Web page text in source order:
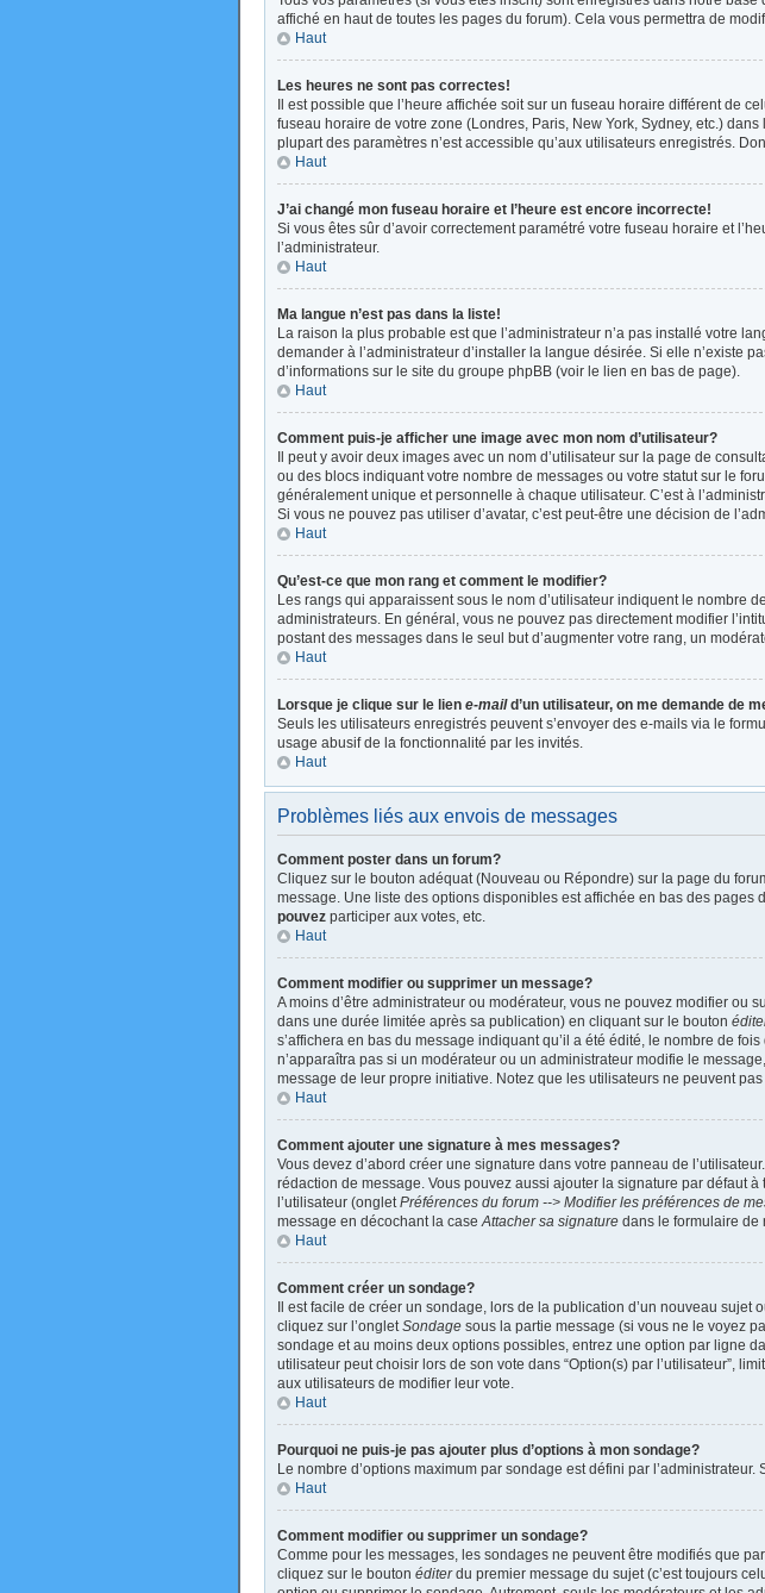
affiché en haut de toutes les pages du forum). Cela vous permettra de
Haut
Les heures ne sont pas correctes!
Il est possible que l’heure affichée soit sur un fuseau horaire différent de
fuseau horaire de votre zone (Londres, Paris, New York, Sydney, etc.)
plupart des paramètres n’est accessible qu’aux utilisateurs enregistrés.
Haut
J’ai changé mon fuseau horaire et l’heure est encore incorrecte!
Si vous êtes sûr d’avoir correctement paramétré votre fuseau horaire et
l’administrateur.
Haut
Ma langue n’est pas dans la liste!
La raison la plus probable est que l’administrateur n’a pas installé votre
demander à l’administrateur d’installer la langue désirée. Si elle n’existe
d’informations sur le site du groupe phpBB (voir le lien en bas de page).
Haut
Comment puis-je afficher une image avec mon nom d’utilisateur?
Il peut y avoir deux images avec un nom d’utilisateur sur la page de
ou des blocs indiquant votre nombre de messages ou votre statut sur le
généralement unique et personnelle à chaque utilisateur. C’est à
Si vous ne pouvez pas utiliser d’avatar, c’est peut-être une décision de
Haut
Qu’est-ce que mon rang et comment le modifier?
Les rangs qui apparaissent sous le nom d’utilisateur indiquent le nombre
administrateurs. En général, vous ne pouvez pas directement modifier
postant des messages dans le seul but d’augmenter votre rang, un
Haut
Lorsque je clique sur le lien e-maild’un utilisateur, on me demande de
Seuls les utilisateurs enregistrés peuvent s’envoyer des e-mails via le
usage abusif de la fonctionnalité par les invités.
Haut
Problèmes liés aux envois de messages
Comment poster dans un forum?
Cliquez sur le bouton adéquat (Nouveau ou Répondre) sur la page du
message. Une liste des options disponibles est affichée en bas des pages
pouvez participer aux votes, etc.
Haut
Comment modifier ou supprimer un message?
A moins d’être administrateur ou modérateur, vous ne pouvez modifier
dans une durée limitée après sa publication) en cliquant sur le bouton
s’affichera en bas du message indiquant qu’il a été édité, le nombre de
n’apparaîtra pas si un modérateur ou un administrateur modifie le
message de leur propre initiative. Notez que les utilisateurs ne peuvent
Haut
Comment ajouter une signature à mes messages?
Vous devez d’abord créer une signature dans votre panneau de
rédaction de message. Vous pouvez aussi ajouter la signature par défaut
l’utilisateur (ongletPréférences du forum --> Modifier les préférences de
message en décochant la caseAttacher sa signature dans le formulaire de
Haut
Comment créer un sondage?
Il est facile de créer un sondage, lors de la publication d’un nouveau
cliquez sur l’ongletSondage sous la partie message (si vous ne le voyez
sondage et au moins deux options possibles, entrez une option par ligne
utilisateur peut choisir lors de son vote dans “Option(s) par l’utilisateur”,
aux utilisateurs de modifier leur vote.
Haut
Pourquoi ne puis-je pas ajouter plus d’options à mon sondage?
Le nombre d’options maximum par sondage est défini par
Haut
Comment modifier ou supprimer un sondage?
Comme pour les messages, les sondages ne peuvent être modifiés que
cliquez sur le bouton éditerdu premier message du sujet (c’est toujours